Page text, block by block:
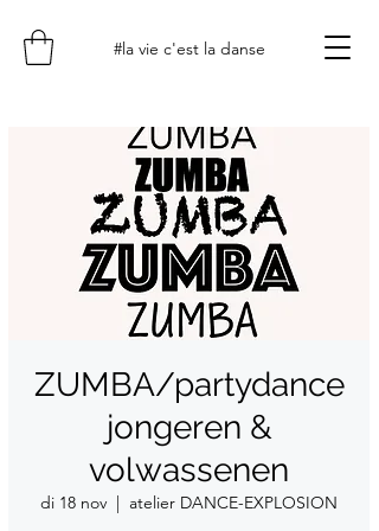
#la vie c'est la danse
ZUMBA/partydance
jongeren &
volwassenen
di 18 nov
  |
atelier DANCE-EXPLOSION